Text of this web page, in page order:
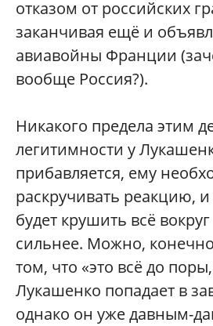
отказом от российских
заканчивая ещё и
авиавойны Франции
вообще Россия?).
Никакого предела этим
легитимности у
прибавляется, ему
раскручивать реакцию,
будет крушить всё
сильнее. Можно,
том, что «это всё до
Лукашенко попадает в
однако он уже давным-